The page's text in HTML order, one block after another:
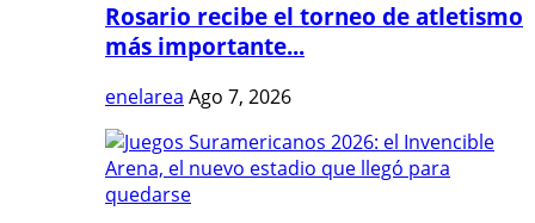
Rosario recibe el torneo de atletismo
más importante...
enelarea Ago 7, 2026